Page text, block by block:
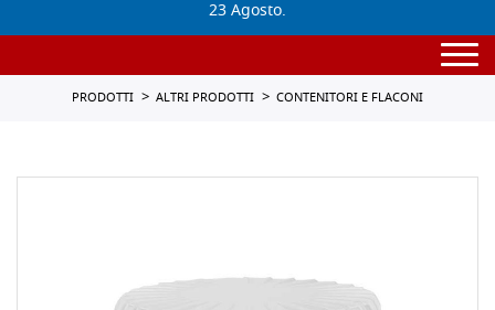
23 Agosto.
PRODOTTI ALTRI PRODOTTI CONTENITORI E FLACONI